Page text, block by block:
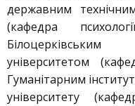
державним
(кафедра
університетом
Гуманітарним
університету